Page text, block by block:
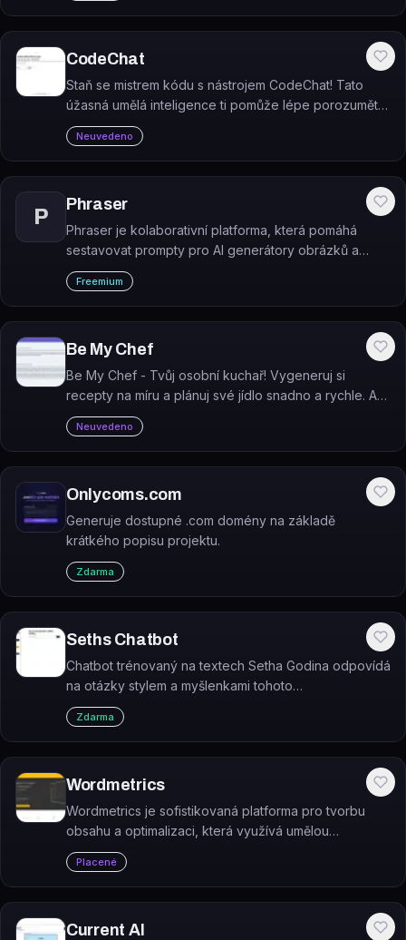
CodeChat
Staň se mistrem kódu s nástrojem CodeChat! Tato
úžasná umělá inteligence ti pomůže lépe porozumět
algoritmům na Twitteru. A co je nejlepší? Je to zcela
zdarma!
Neuvedeno
P
Phraser
Phraser je kolaborativní platforma, která pomáhá
sestavovat prompty pro AI generátory obrázků a
generovat vizuální obsah z více než 35 AI modelů.
Freemium
Be My Chef
Be My Chef - Tvůj osobní kuchař! Vygeneruj si
recepty na míru a plánuj své jídlo snadno a rychle. A
to všechno zcela zdarma! Nechte se inspirovat a
objevte nové chutě s naším AI nástrojem. #resources
Neuvedeno
Onlycoms.com
Generuje dostupné .com domény na základě
krátkého popisu projektu.
Zdarma
Seths Chatbot
Chatbot trénovaný na textech Setha Godina odpovídá
na otázky stylem a myšlenkami tohoto
marketingového autora a blogera.
Zdarma
Wordmetrics
Wordmetrics je sofistikovaná platforma pro tvorbu
obsahu a optimalizaci, která využívá umělou
inteligenci a zpracování přirozeného jazyka pro
přizpůsobení vašeho webového obsahu pro lepší
výkon ve…
Placené
Current AI